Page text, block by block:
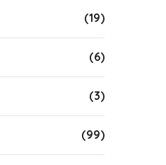
(19)
(6)
(3)
(99)